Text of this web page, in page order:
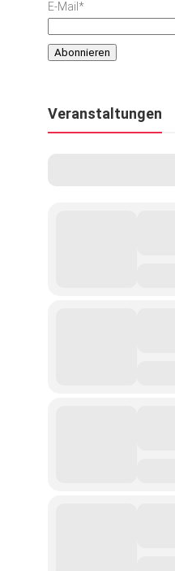
E-Mail*
Veranstaltungen